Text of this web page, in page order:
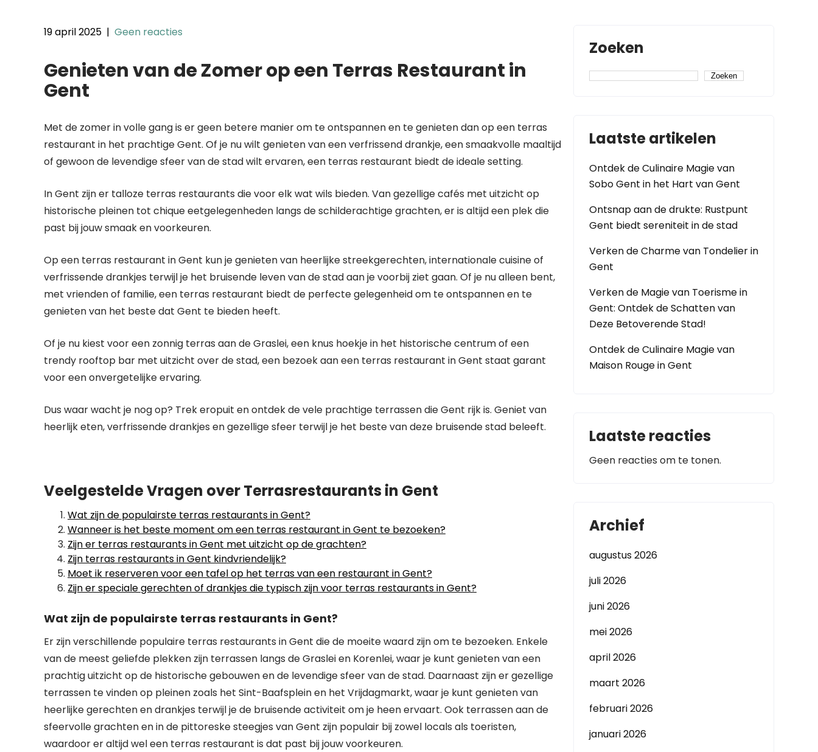
19 april 2025 | Geen reacties
Genieten van de Zomer op een Terras Restaurant in
Gent
Met de zomer in volle gang is er geen betere manier om te ontspannen en te genieten dan op een terras
restaurant in het prachtige Gent. Of je nu wilt genieten van een verfrissend drankje, een smaakvolle maaltijd
of gewoon de levendige sfeer van de stad wilt ervaren, een terras restaurant biedt de ideale setting.
In Gent zijn er talloze terras restaurants die voor elk wat wils bieden. Van gezellige cafés met uitzicht op
historische pleinen tot chique eetgelegenheden langs de schilderachtige grachten, er is altijd een plek die
past bij jouw smaak en voorkeuren.
Op een terras restaurant in Gent kun je genieten van heerlijke streekgerechten, internationale cuisine of
verfrissende drankjes terwijl je het bruisende leven van de stad aan je voorbij ziet gaan. Of je nu alleen bent,
met vrienden of familie, een terras restaurant biedt de perfecte gelegenheid om te ontspannen en te
genieten van het beste dat Gent te bieden heeft.
Of je nu kiest voor een zonnig terras aan de Graslei, een knus hoekje in het historische centrum of een
trendy rooftop bar met uitzicht over de stad, een bezoek aan een terras restaurant in Gent staat garant
voor een onvergetelijke ervaring.
Dus waar wacht je nog op? Trek eropuit en ontdek de vele prachtige terrassen die Gent rijk is. Geniet van
heerlijk eten, verfrissende drankjes en gezellige sfeer terwijl je het beste van deze bruisende stad beleeft.
Veelgestelde Vragen over Terrasrestaurants in Gent
Wat zijn de populairste terras restaurants in Gent?
Wanneer is het beste moment om een terras restaurant in Gent te bezoeken?
Zijn er terras restaurants in Gent met uitzicht op de grachten?
Zijn terras restaurants in Gent kindvriendelijk?
Moet ik reserveren voor een tafel op het terras van een restaurant in Gent?
Zijn er speciale gerechten of drankjes die typisch zijn voor terras restaurants in Gent?
Wat zijn de populairste terras restaurants in Gent?
Er zijn verschillende populaire terras restaurants in Gent die de moeite waard zijn om te bezoeken. Enkele
van de meest geliefde plekken zijn terrassen langs de Graslei en Korenlei, waar je kunt genieten van een
prachtig uitzicht op de historische gebouwen en de levendige sfeer van de stad. Daarnaast zijn er gezellige
terrassen te vinden op pleinen zoals het Sint-Baafsplein en het Vrijdagmarkt, waar je kunt genieten van
heerlijke gerechten en drankjes terwijl je de bruisende activiteit om je heen ervaart. Ook terrassen aan de
sfeervolle grachten en in de pittoreske steegjes van Gent zijn populair bij zowel locals als toeristen,
waardoor er altijd wel een terras restaurant is dat past bij jouw voorkeuren.
Zoeken
Zoeken
Laatste artikelen
Ontdek de Culinaire Magie van
Sobo Gent in het Hart van Gent
Ontsnap aan de drukte: Rustpunt
Gent biedt sereniteit in de stad
Verken de Charme van Tondelier in
Gent
Verken de Magie van Toerisme in
Gent: Ontdek de Schatten van
Deze Betoverende Stad!
Ontdek de Culinaire Magie van
Maison Rouge in Gent
Laatste reacties
Geen reacties om te tonen.
Archief
augustus 2026
juli 2026
juni 2026
mei 2026
april 2026
maart 2026
februari 2026
januari 2026